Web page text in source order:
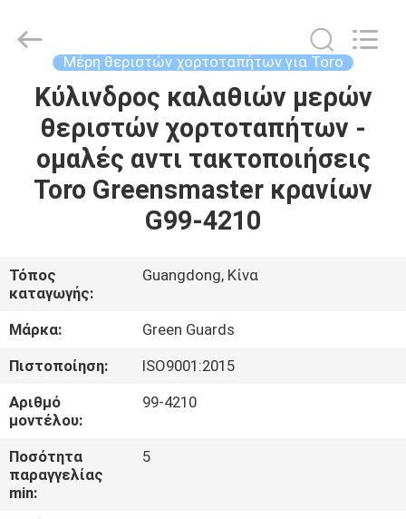
ΣΠΊΤΙ
ΠΡΟΪΌΝΤΑ
ΓΎΡΟΣ
ΕΡΓΟΣΤΑΣΊΩΝ
ΠΟΙΟΤΙΚΌΣ
ΈΛΕΓΧΟΣ
ΜΑΣ
Trading
Reserved.
Μέρη θεριστών χορτοταπήτων για Toro
Κύλινδρος καλαθιών μερών
θεριστών χορτοταπήτων -
ομαλές αντι τακτοποιήσεις
Toro Greensmaster κρανίων
G99-4210
Τόπος
καταγωγής:
Guangdong, Κίνα
Μάρκα:
Green Guards
Πιστοποίηση:
ISO9001:2015
Αριθμό
μοντέλου:
99-4210
Ποσότητα
παραγγελίας
min:
5